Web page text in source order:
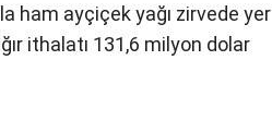
ham ayçiçek yağı zirvede yer
ithalatı 131,6 milyon dolar